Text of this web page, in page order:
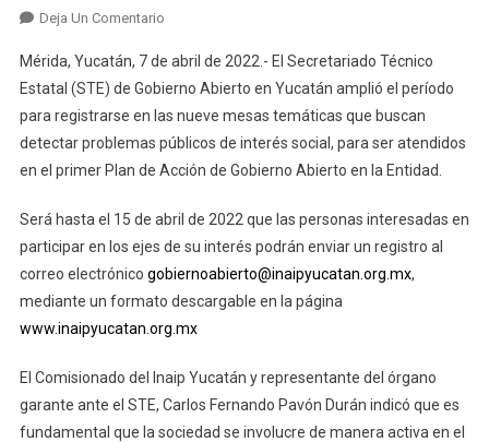
Deja Un ComentarioEn
Plazo
Para
Participar
En
Mesas
Gobierno
Abierto
En
Yucatán
Mérida, Yucatán, 7 de abril de 2022.- El Secretariado Técnico
Estatal (STE) de Gobierno Abierto en Yucatán amplió el período
para registrarse en las nueve mesas temáticas que buscan
detectar problemas públicos de interés social, para ser atendidos
en el primer Plan de Acción de Gobierno Abierto en la Entidad.
Será hasta el 15 de abril de 2022 que las personas interesadas en
participar en los ejes de su interés podrán enviar un registro al
correo electrónico gobiernoabierto@inaipyucatan.org.mx,
mediante un formato descargable en la página
www.inaipyucatan.org.mx
El Comisionado del Inaip Yucatán y representante del órgano
garante ante el STE, Carlos Fernando Pavón Durán indicó que es
fundamental que la sociedad se involucre de manera activa en el